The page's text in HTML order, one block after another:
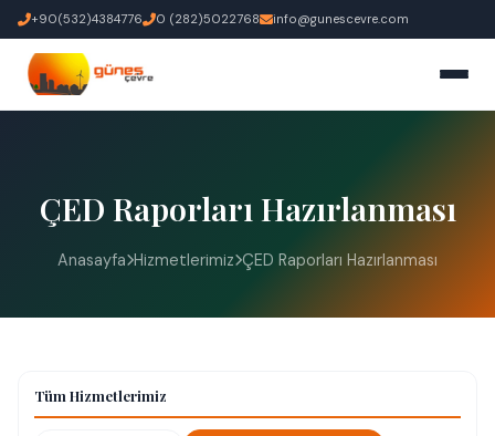
+90(532)4384776 0 (282)5022768 info@gunescevre.com
ÇED Raporları Hazırlanması
Anasayfa Hizmetlerimiz ÇED Raporları Hazırlanması
Tüm Hizmetlerimiz